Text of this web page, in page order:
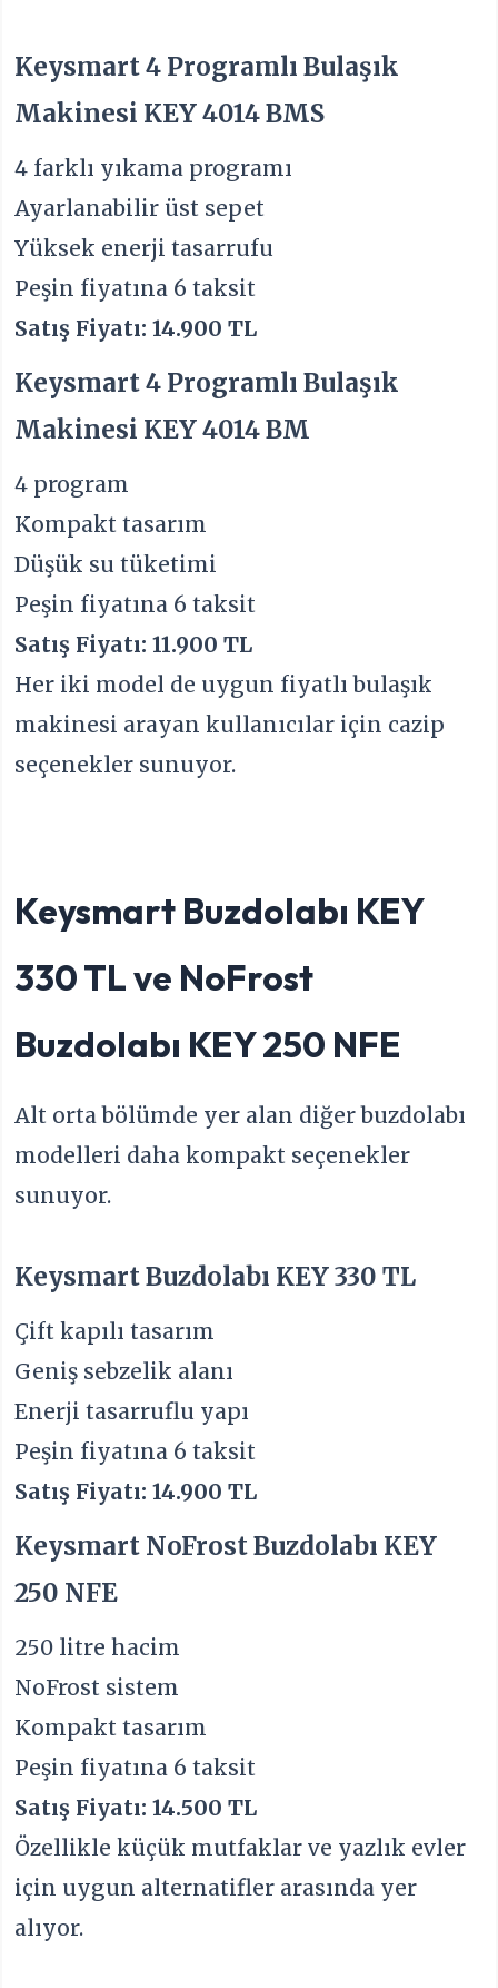
Keysmart 4 Programlı Bulaşık
Makinesi KEY 4014 BMS
4 farklı yıkama programı
Ayarlanabilir üst sepet
Yüksek enerji tasarrufu
Peşin fiyatına 6 taksit
Satış Fiyatı: 14.900 TL
Keysmart 4 Programlı Bulaşık
Makinesi KEY 4014 BM
4 program
Kompakt tasarım
Düşük su tüketimi
Peşin fiyatına 6 taksit
Satış Fiyatı: 11.900 TL
Her iki model de uygun fiyatlı bulaşık
makinesi arayan kullanıcılar için cazip
seçenekler sunuyor.
Keysmart Buzdolabı KEY
330 TL ve NoFrost
Buzdolabı KEY 250 NFE
Alt orta bölümde yer alan diğer buzdolabı
modelleri daha kompakt seçenekler
sunuyor.
Keysmart Buzdolabı KEY 330 TL
Çift kapılı tasarım
Geniş sebzelik alanı
Enerji tasarruflu yapı
Peşin fiyatına 6 taksit
Satış Fiyatı: 14.900 TL
Keysmart NoFrost Buzdolabı KEY
250 NFE
250 litre hacim
NoFrost sistem
Kompakt tasarım
Peşin fiyatına 6 taksit
Satış Fiyatı: 14.500 TL
Özellikle küçük mutfaklar ve yazlık evler
için uygun alternatifler arasında yer
alıyor.